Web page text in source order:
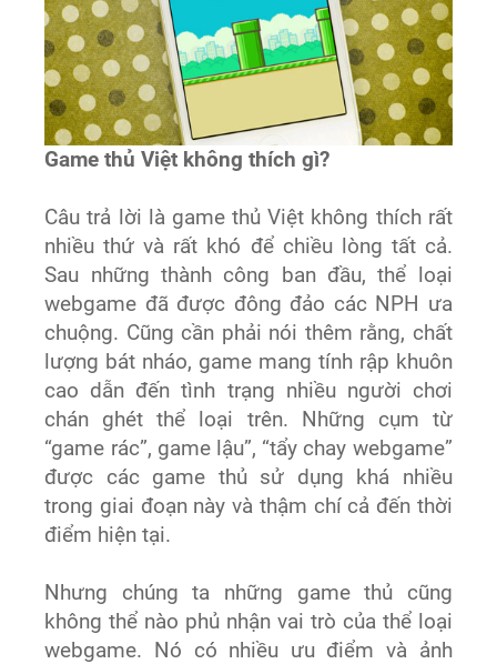
Game thủ Việt không thích gì?
Câu trả lời là game thủ Việt không thích rất
nhiều thứ và rất khó để chiều lòng tất cả.
Sau những thành công ban đầu, thể loại
webgame đã được đông đảo các NPH ưa
chuộng. Cũng cần phải nói thêm rằng, chất
lượng bát nháo, game mang tính rập khuôn
cao dẫn đến tình trạng nhiều người chơi
chán ghét thể loại trên. Những cụm từ
“game rác”, game lậu”, “tẩy chay webgame”
được các game thủ sử dụng khá nhiều
trong giai đoạn này và thậm chí cả đến thời
điểm hiện tại.
Nhưng chúng ta những game thủ cũng
không thể nào phủ nhận vai trò của thể loại
webgame. Nó có nhiều ưu điểm và ảnh